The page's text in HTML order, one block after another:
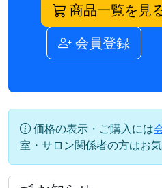
商品一覧を見
会員登録
価格の表示・ご購入には
室・サロン関係者の方はお